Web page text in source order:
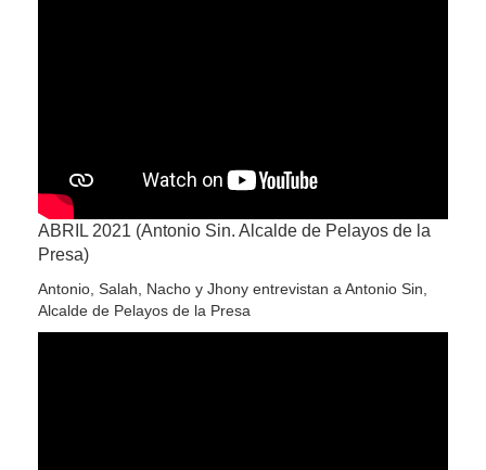
ABRIL 2021 (Antonio Sin. Alcalde de Pelayos de la
Presa)
Antonio, Salah, Nacho y Jhony entrevistan a Antonio Sin,
Alcalde de Pelayos de la Presa